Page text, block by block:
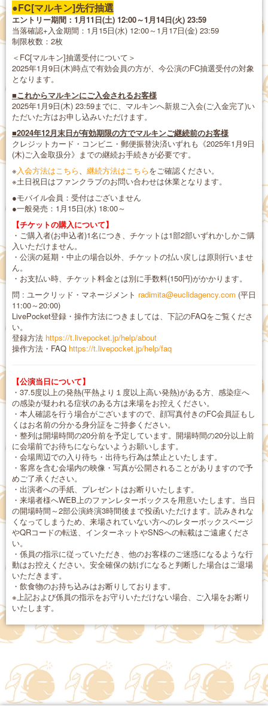
●FC[マルキン]先行抽選
エントリー期間：1月11日(土) 12:00～1月14日(火) 23:59
当落確認+入金期間：1月15日(水) 12:00～1月17日(金) 23:59
制限枚数：2枚
＜FC[マルキン]抽選受付について＞
2025年1月9日(木)時点で有効会員の方が、今公演のFC抽選受付の対象
となります。
■​これからマルキンにご入会されるお客様
2025年1月9日(木) 23:59までに、マルキンへ新規ご入会(ご入金完了)い
ただいた方はお申し込みいただけます。
■2024年12月末日が有効期限の方でマルキンご継続前のお客様
クレジットカード・コンビニ・郵便振替決済いずれも《2025年1月9日
(木)ご入金取扱分》までの継続お手続きが必要です。
※入会方法はこちら、 継続方法はこちらをご確認ください。
※土日祝日はファンクラブのお問い合わせは休業となります。
●モバイル会員：受付はございません
●一般発売：1月15日(水) 18:00～
【チケットの購入について】
・ご購入者(お申込者)1名につき、チケットは1部2部いずれかしかご購
入いただけません。
・公演の延期・中止の場合以外、チケットの払い戻しは原則行いませ
ん。
・お支払い時、チケット料金とは別に手数料(150円)がかかります。
問 : ユークリッド・マネージメント radimita@euclidagency.com (平日
11:00～20:00)
LivePocket登録・操作方法につきましては、下記のFAQをご覧くださ
い。
登録方法 https://t.livepocket.jp/help/about
操作方法・FAQ https://t.livepocket.jp/help/faq
【公演当日について】
・37.5度以上の発熱(平熱より１度以上高い発熱)がある方、感染症へ
の感染が疑われる症状のある方は来場をお控えください。
・本人確認を行う場合がございますので、顔写真付きのFC会員証もし
くはお名前の分かる身分証をご持参ください。
・整列は開場時間の20分前を予定しています。開場時間の20分以上前
に会場前でお待ちにならないようお願いします。
・会場周辺での入り待ち・出待ち行為は禁止といたします。
・客席を含む会場内の映像・写真が公開されることがありますので予
めご了承ください。
・出演者への手紙、プレゼントはお断りいたします。
・来場者様へWEB上のファンレターボックスを用意いたします。当日
の開場時間～2部公演終演3時間後まで投函いただけます。読みきれな
くなってしまうため、来場されていない方へのレターボックスページ
やQRコードの転送、インターネットやSNSへの転載はご遠慮くださ
い。
・係員の指示に従っていただき、他のお客様のご迷惑になるような行
動はお控えください。安全確保の妨げになると判断した場合はご退場
いただきます。
・飲食物のお持ち込みはお断りしております。
※上記および係員の指示をお守りいただけない場合、ご入場をお断り
いたします。